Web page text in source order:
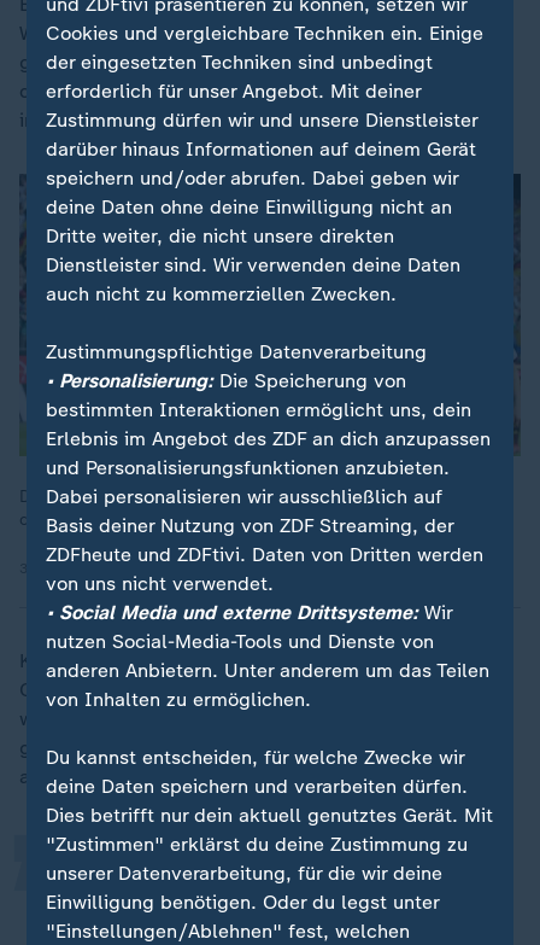
Weserstadion sei "irgendetwas passiert: Man kann es
gar nicht richtig greifen, aber es ist etwas passiert - in
der Mannschaftsstruktur und in der Überzeugung
innerhalb des Teams".
Die DFB-Frauen gewinnen das Topduell in der Gruppenphase
der Nations League gegen die Niederlande mit 4:0.
Klar ist: Sein Team soll nicht wie in den EM-
Qualifikationsspielen gegen Polen (4:1, 3:1) jeweils
wieder in Rückstand geraten. Sein Ensemble müsse
gerade bei "schnellen Gegenstößen höllisch
aufpassen", mahnt Wück.
Wir müssen Ewa Pajor in den Griff
bekommen.
„
Cookies und vergleichbare Techniken ein. Einige
der eingesetzten Techniken sind unbedingt
erforderlich für unser Angebot. Mit deiner
Zustimmung dürfen wir und unsere Dienstleister
darüber hinaus Informationen auf deinem Gerät
speichern und/oder abrufen. Dabei geben wir
deine Daten ohne deine Einwilligung nicht an
Dritte weiter, die nicht unsere direkten
Dienstleister sind. Wir verwenden deine Daten
auch nicht zu kommerziellen Zwecken.
Zustimmungspflichtige Datenverarbeitung
• Personalisierung:Die Speicherung von
bestimmten Interaktionen ermöglicht uns, dein
Erlebnis im Angebot des ZDF an dich anzupassen
und Personalisierungsfunktionen anzubieten.
Dabei personalisieren wir ausschließlich auf
Basis deiner Nutzung von ZDF Streaming, der
ZDFheute und ZDFtivi. Daten von Dritten werden
von uns nicht verwendet.
• Social Media und externe Drittsysteme:Wir
nutzen Social-Media-Tools und Dienste von
anderen Anbietern. Unter anderem um das Teilen
von Inhalten zu ermöglichen.
Du kannst entscheiden, für welche Zwecke wir
deine Daten speichern und verarbeiten dürfen.
Dies betrifft nur dein aktuell genutztes Gerät. Mit
"Zustimmen" erklärst du deine Zustimmung zu
unserer Datenverarbeitung, für die wir deine
Einwilligung benötigen. Oder du legst unter
"Einstellungen/Ablehnen" fest, welchen